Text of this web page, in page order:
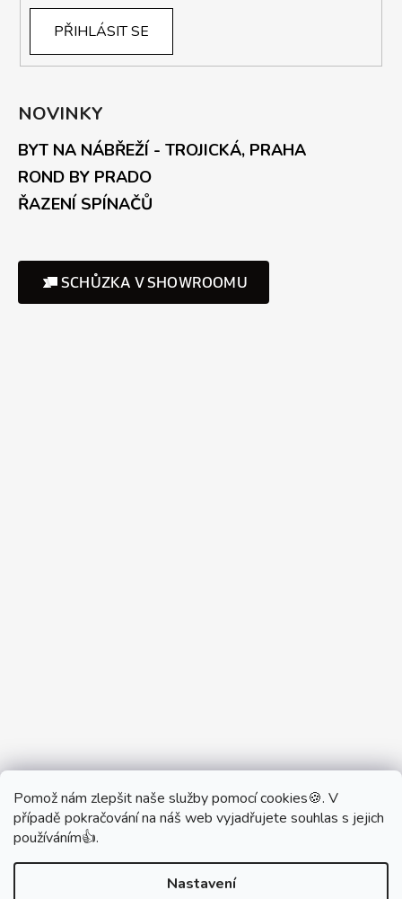
Pomož nám zlepšit naše služby pomocí cookies🍪. V
případě pokračování na náš web vyjadřujete souhlas s jejich
používáním👍.
Nastavení
PŘIHLÁSIT SE
NOVINKY
BYT NA NÁBŘEŽÍ - TROJICKÁ, PRAHA
ROND BY PRADO
ŘAZENÍ SPÍNAČŮ
SCHŮZKA V SHOWROOMU
Partner Showroom MONOBRAND
Partner Eshop Monobrand.online